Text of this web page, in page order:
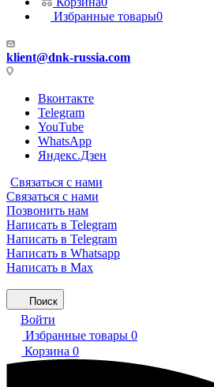
Избранные товары0
klient@dnk-russia.com
Вконтакте
Telegram
YouTube
WhatsApp
Яндекс.Дзен
Связаться с нами
Связаться с нами
Позвонить нам
Написать в Telegram
Написать в Telegram
Написать в Whatsapp
Написать в Max
Поиск
Войти
Избранные товары 0
Корзина 0